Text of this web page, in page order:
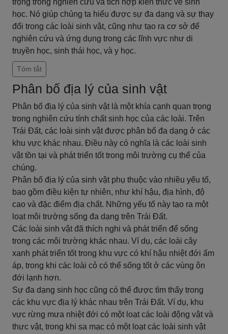
trọng trong nghiên cứu và tích hợp kiến thức về sinh
học. Nó giúp chúng ta hiểu được sự đa dạng và sự thay
đổi trong các loài sinh vật, cũng như tạo ra cơ sở để
nghiên cứu và ứng dụng trong các lĩnh vực như di
truyền học, sinh thái học, và y học.
Tóm tắt
Phân bố địa lý của sinh vật
Phân bố địa lý của sinh vật là một khía cạnh quan trọng
trong nghiên cứu tính chất sinh học của các loài. Trên
Trái Đất, các loài sinh vật được phân bố đa dạng ở các
khu vực khác nhau. Điều này có nghĩa là các loài sinh
vật tồn tại và phát triển tốt trong môi trường cụ thể của
chúng.
Phân bố địa lý của sinh vật phụ thuộc vào nhiều yếu tố,
bao gồm điều kiện tự nhiên, như khí hậu, địa hình, độ
cao và đặc điểm địa chất. Những yếu tố này tạo ra một
loạt môi trường sống đa dạng trên Trái Đất.
Các loài sinh vật đã thích nghi và phát triển để sống
trong các môi trường khác nhau. Ví dụ, các loài cây
xanh phát triển tốt trong khu vực có khí hậu nhiệt đới ấm
áp, trong khi các loài cỏ có thể sống tốt ở các vùng ôn
đới lạnh hơn.
Sự đa dạng sinh học cũng có thể được tìm thấy trong
các khu vực địa lý khác nhau trên Trái Đất. Ví dụ, khu
vực rừng mưa nhiệt đới có một loạt các loài động vật và
thực vật, trong khi sa mạc có một loạt các loài sinh vật